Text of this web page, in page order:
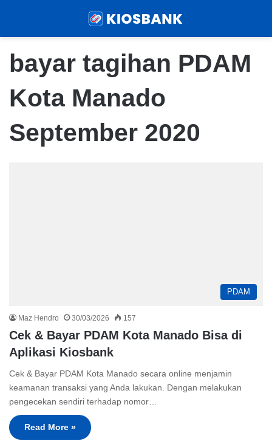
bayar tagihan PDAM
Kota Manado
September 2020
PDAM
Maz Hendro 30/03/2026 157
Cek & Bayar PDAM Kota Manado Bisa di
Aplikasi Kiosbank
Cek & Bayar PDAM Kota Manado secara online menjamin
keamanan transaksi yang Anda lakukan. Dengan melakukan
pengecekan sendiri terhadap nomor…
Read More »